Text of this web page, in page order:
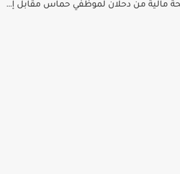
منحة مالية من دحلان لموظفي حماس مقابل إلقاء السلاح؟